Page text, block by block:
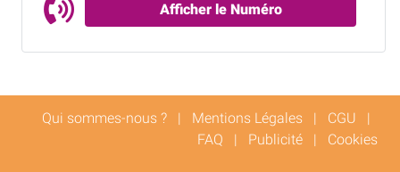
Afficher le Numéro
Qui sommes-nous ? | Mentions Légales | CGU |
FAQ | Publicité | Cookies